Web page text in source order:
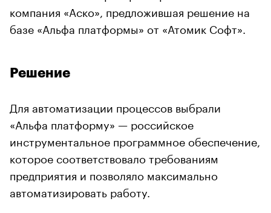
компания «Аско», предложившая решение на
базе «Альфа платформы» от «Атомик Софт».
Решение
Для автоматизации процессов выбрали
«Альфа платформу» — российское
инструментальное программное обеспечение,
которое соответствовало требованиям
предприятия и позволяло максимально
автоматизировать работу.